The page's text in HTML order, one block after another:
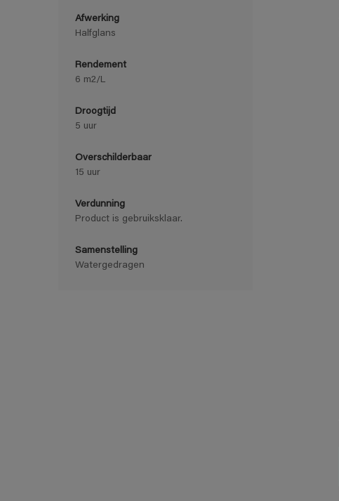
Afwerking
Halfglans
Rendement
6 m2/L
Droogtijd
5 uur
Overschilderbaar
15 uur
Verdunning
Product is gebruiksklaar.
Samenstelling
Watergedragen